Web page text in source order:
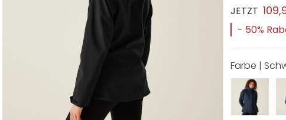
JETZT
- 50%
Farbe |